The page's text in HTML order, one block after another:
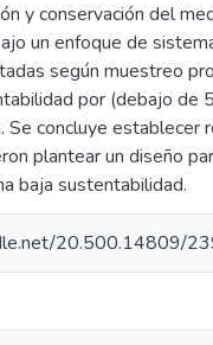
y conservación del
un enfoque de
según muestreo
por (debajo de
Se concluye establecer
plantear un diseño
baja sustentabilidad.
20.500.14809/